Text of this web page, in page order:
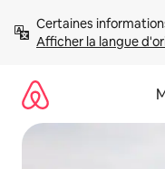
directement
Afficher la langue